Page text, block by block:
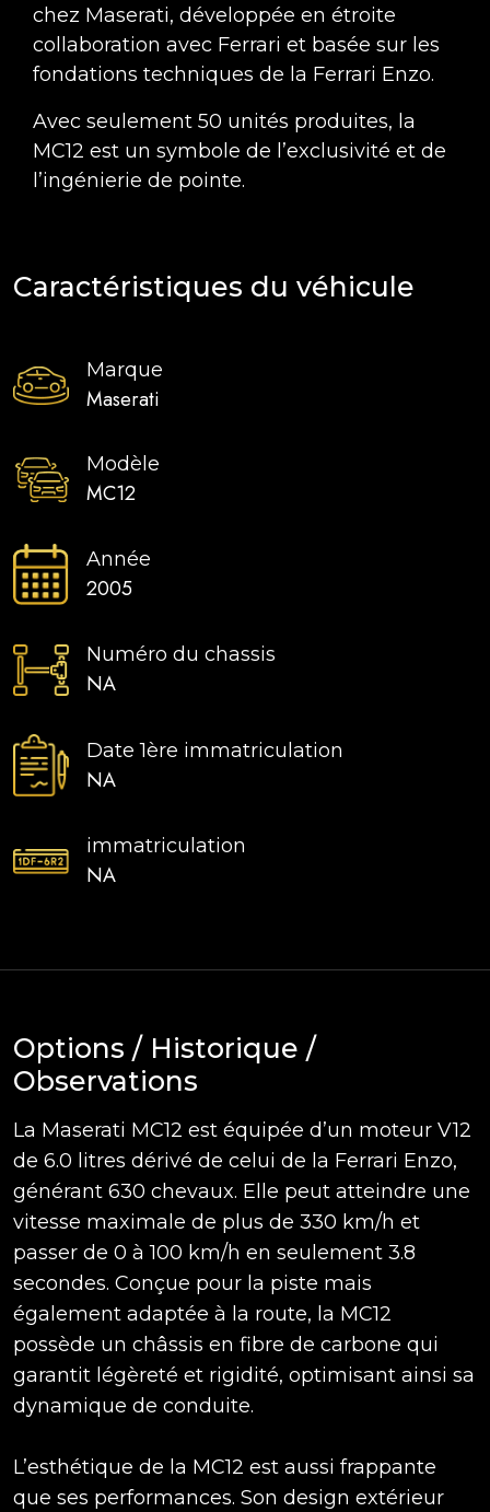
chez Maserati, développée en étroite
collaboration avec Ferrari et basée sur les
fondations techniques de la Ferrari Enzo.
Avec seulement 50 unités produites, la
MC12 est un symbole de l’exclusivité et de
l’ingénierie de pointe.
Caractéristiques du véhicule
Marque
Maserati
Modèle
MC12
Année
2005
Numéro du chassis
NA
Date 1ère immatriculation
NA
immatriculation
NA
Options / Historique /
Observations
La Maserati MC12 est équipée d’un moteur V12
de 6.0 litres dérivé de celui de la Ferrari Enzo,
générant 630 chevaux. Elle peut atteindre une
vitesse maximale de plus de 330 km/h et
passer de 0 à 100 km/h en seulement 3.8
secondes. Conçue pour la piste mais
également adaptée à la route, la MC12
possède un châssis en fibre de carbone qui
garantit légèreté et rigidité, optimisant ainsi sa
dynamique de conduite.
L’esthétique de la MC12 est aussi frappante
que ses performances. Son design extérieur